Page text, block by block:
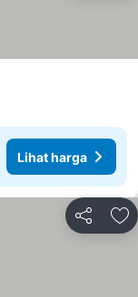
Lihat harga
Bagikan